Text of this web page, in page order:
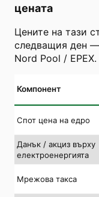
цената
Цените на тази
следващия ден
Nord Pool /
Компонент
Спот цена на едро
Данък / акциз върху
електроенергията
Мрежова такса